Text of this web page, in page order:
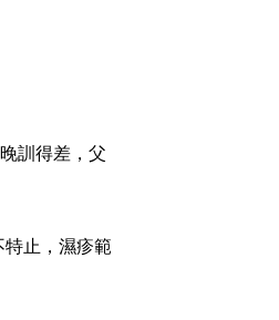
訓得差，父
止，濕疹範